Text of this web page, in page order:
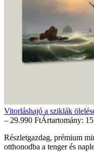
Vitorláshajó a sziklák
– 29.990 FtÁrtartomány:
Részletgazdag, prémium
otthonodba a tenger és